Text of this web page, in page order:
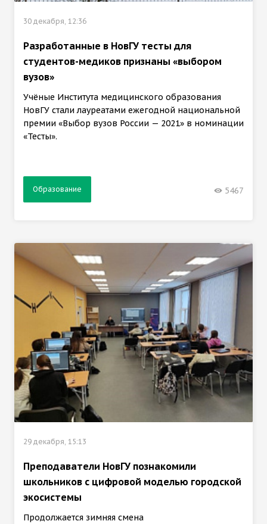
30 декабря, 12:36
Разработанные в НовГУ тесты для
студентов-медиков признаны «выбором
вузов»
Учёные Института медицинского образования
НовГУ стали лауреатами ежегодной национальной
премии «Выбор вузов России — 2021» в номинации
«Тесты».
Образование 5467
29 декабря, 15:13
Преподаватели НовГУ познакомили
школьников с цифровой моделью городской
экосистемы
Продолжается зимняя смена